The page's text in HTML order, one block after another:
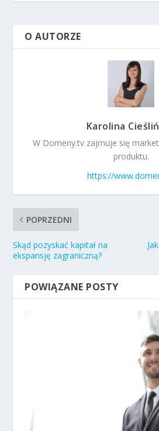
O AUTORZE
Karolina
W Domeny.tv zajmuje się
produktu.
https://
POPRZEDNI
Skąd pozyskać kapitał na
ekspansję zagraniczną?
POWIĄZANE POSTY